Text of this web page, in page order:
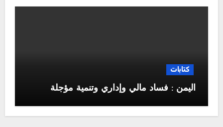
كتابات
اليمن : فساد مالي وإداري وتنمية مؤجلة